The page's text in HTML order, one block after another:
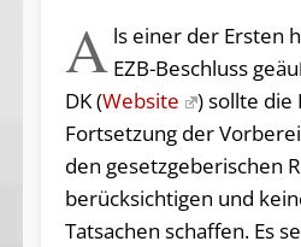
A ls einer der Ersten
EZB-Beschluss
DK (Website
) sollte die
Fortsetzung der
den gesetzgeberischen
berücksichtigen und
Tatsachen schaffen. Es